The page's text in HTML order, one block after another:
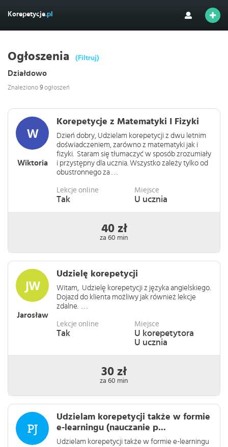
Korepetycje.pl
Ogłoszenia (Filtruj)
Działdowo
Znaleziono 9ogłoszeń
Wiktoria
Korepetycje z Matematyki I Fizyki
Dzień dobry, Udzielam korepetycji z dwu letnim
doświadczeniem, zarówno z matematyki jak i
fizyki. Staram się tłumaczyć w sposób zrozumiały
i przystępny dla ucznia. Wszystko zależy tylko od
obustronnego za . . .
Lekcje online
Tak
Miejsce
U ucznia
40 zł
za 60 min
Jarosław
Udzielę korepetycji
Witam, Udzielę korepetycji z języka angielskiego.
Dojazd do klienta możliwy jak również lekcje
zdalne. . . .
Lekcje online
Tak
Miejsce
U korepetytora
U ucznia
30 zł
za 60 min
Udzielam korepetycji także w formie
e-learningu (nauczanie p...
Udzielam korepetycji także w formie e-learningu